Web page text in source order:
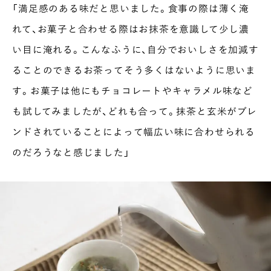
「満足感のある味だと思いました。食事の際は薄く淹
れて、お菓子と合わせる際はお抹茶を意識して少し濃
い目に淹れる。こんなふうに、自分でおいしさを加減す
ることのできるお茶ってそう多くはないように思いま
す。お菓子は他にもチョコレートやキャラメル味など
も試してみましたが、どれも合って。抹茶と玄米がブレ
ンドされていることによって幅広い味に合わせられる
のだろうなと感じました」